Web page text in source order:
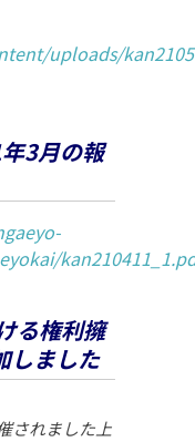
uploads/
3月の報
る権利擁
しました
されました上